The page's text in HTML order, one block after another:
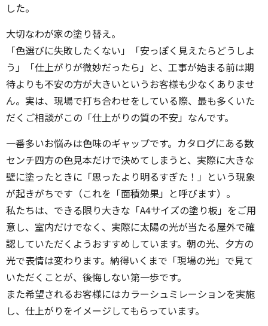
した。
大切なわが家の塗り替え。
「色選びに失敗したくない」「安っぽく見えたらどうしよ
う」「仕上がりが微妙だったら」と、工事が始まる前は期
待よりも不安の方が大きいというお客様も少なくありませ
ん。実は、現場で打ち合わせをしている際、最も多くいた
だくご相談がこの「仕上がりの質の不安」なんです。
一番多いお悩みは色味のギャップです。カタログにある数
センチ四方の色見本だけで決めてしまうと、実際に大きな
壁に塗ったときに「思ったより明るすぎた！」という現象
が起きがちです（これを「面積効果」と呼びます）。
私たちは、できる限り大きな「A4サイズの塗り板」をご用
意し、室内だけでなく、実際に太陽の光が当たる屋外で確
認していただくようおすすめしています。朝の光、夕方の
光で表情は変わります。納得いくまで「現場の光」で見て
いただくことが、後悔しない第一歩です。
また希望されるお客様にはカラーシュミレーションを実施
し、仕上がりをイメージしてもらっています。